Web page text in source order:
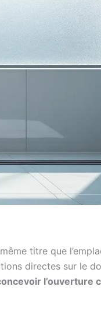
titre que
directes sur le
l’ouverture